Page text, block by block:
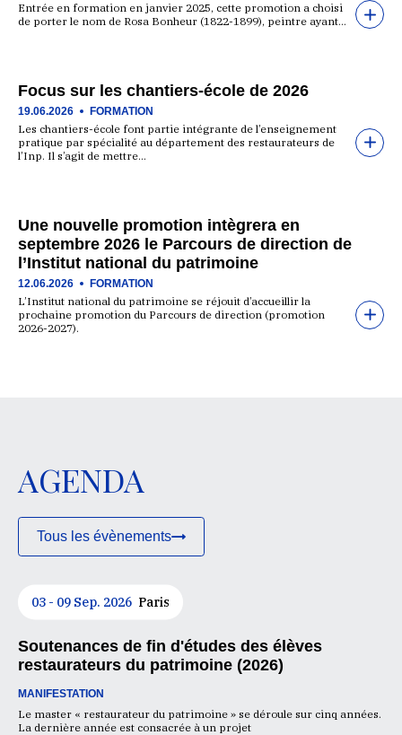
Entrée en formation en janvier 2025, cette promotion a choisi
de porter le nom de Rosa Bonheur (1822-1899), peintre ayant…
Focus sur les chantiers-école de 2026
19.06.2026 FORMATION
Les chantiers-école font partie intégrante de l’enseignement
pratique par spécialité au département des restaurateurs de
l’Inp. Il s’agit de mettre…
Une nouvelle promotion intègrera en
septembre 2026 le Parcours de direction de
l’Institut national du patrimoine
12.06.2026 FORMATION
L’Institut national du patrimoine se réjouit d’accueillir la
prochaine promotion du Parcours de direction (promotion
2026-2027).
AGENDA
Tous les évènements
03 - 09 Sep. 2026 Paris
Soutenances de fin d'études des élèves
restaurateurs du patrimoine (2026)
MANIFESTATION
Le master « restaurateur du patrimoine » se déroule sur cinq années.
La dernière année est consacrée à un projet